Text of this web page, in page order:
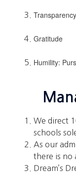
Transparency
Gratitude
Humility:
We direct
schools
As our
there is no
Dream’s